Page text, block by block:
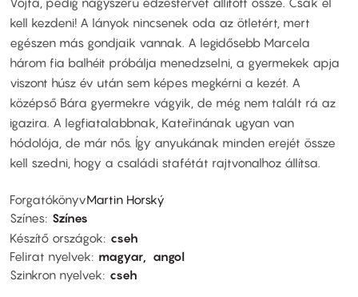
kell kezdeni! A lányok nincsenek oda az ötletért, mert
egészen más gondjaik vannak. A legidősebb Marcela
három fia balhéit próbálja menedzselni, a gyermekek apja
viszont húsz év után sem képes megkérni a kezét. A
középső Bára gyermekre vágyik, de még nem talált rá az
igazira. A legfiatalabbnak, Kateřinának ugyan van
hódolója, de már nős. Így anyukának minden erejét össze
kell szedni, hogy a családi stafétát rajtvonalhoz állítsa.
ForgatókönyvMartin Horský
Színes Színes
Készítő országok
cseh
Felirat nyelvek
magyar
angol
Szinkron nyelvek
cseh